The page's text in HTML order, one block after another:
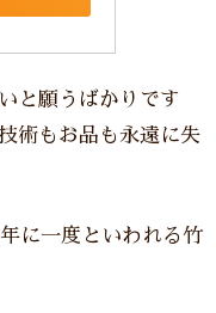
と願うばかりです
術もお品も永遠に失
に一度といわれる竹